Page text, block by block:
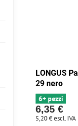
LONGUS
29 nero
6+ pezzi
6,35 €
5,20 €escl. IVA